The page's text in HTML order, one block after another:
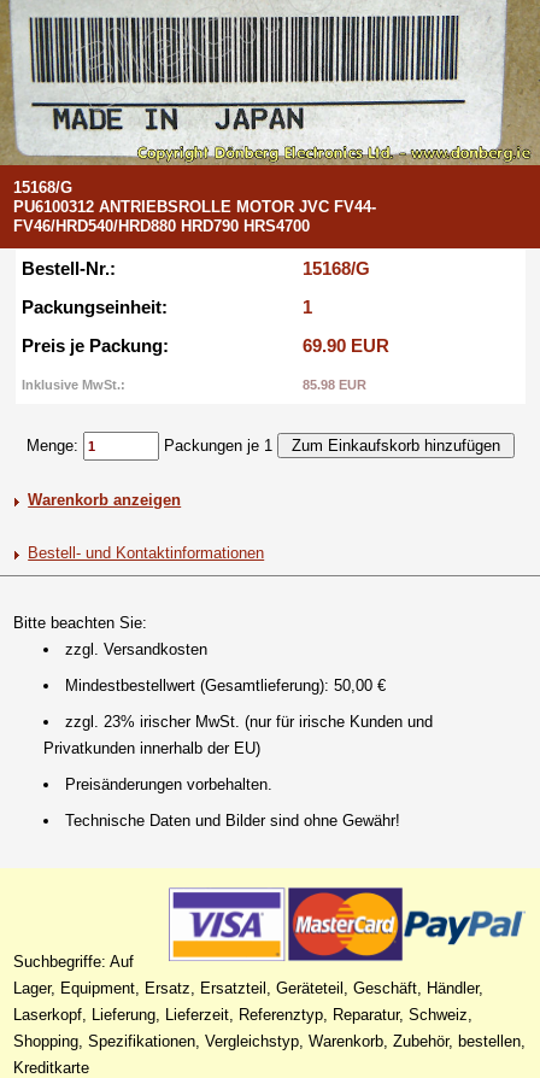
15168/G
PU6100312 ANTRIEBSROLLE MOTOR JVC FV44-
FV46/HRD540/HRD880 HRD790 HRS4700
Bestell-Nr.:
15168/G
Packungseinheit:
1
Preis je Packung:
69.90 EUR
Inklusive MwSt.: 85.98 EUR
Menge: Packungen je 1
Warenkorb anzeigen
Bestell- und Kontaktinformationen
Bitte beachten Sie:
zzgl. Versandkosten
Mindestbestellwert (Gesamtlieferung): 50,00 €
zzgl. 23% irischer MwSt. (nur für irische Kunden und
Privatkunden innerhalb der EU)
Preisänderungen vorbehalten.
Technische Daten und Bilder sind ohne Gewähr!
Suchbegriffe: Auf
Lager, Equipment, Ersatz, Ersatzteil, Geräteteil, Geschäft, Händler,
Laserkopf, Lieferung, Lieferzeit, Referenztyp, Reparatur, Schweiz,
Shopping, Spezifikationen, Vergleichstyp, Warenkorb, Zubehör, bestellen,
Kreditkarte